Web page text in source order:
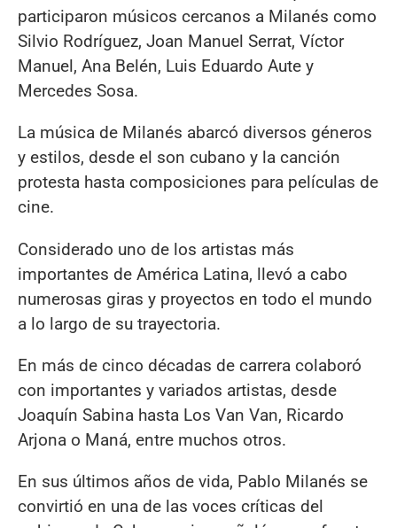
participaron músicos cercanos a Milanés como
Silvio Rodríguez, Joan Manuel Serrat, Víctor
Manuel, Ana Belén, Luis Eduardo Aute y
Mercedes Sosa.
La música de Milanés abarcó diversos géneros
y estilos, desde el son cubano y la canción
protesta hasta composiciones para películas de
cine.
Considerado uno de los artistas más
importantes de América Latina, llevó a cabo
numerosas giras y proyectos en todo el mundo
a lo largo de su trayectoria.
En más de cinco décadas de carrera colaboró
con importantes y variados artistas, desde
Joaquín Sabina hasta Los Van Van, Ricardo
Arjona o Maná, entre muchos otros.
En sus últimos años de vida, Pablo Milanés se
convirtió en una de las voces críticas del